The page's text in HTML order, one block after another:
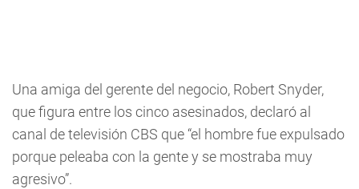
Una amiga del gerente del negocio, Robert Snyder,
que figura entre los cinco asesinados, declaró al
canal de televisión CBS que “el hombre fue expulsado
porque peleaba con la gente y se mostraba muy
agresivo”.